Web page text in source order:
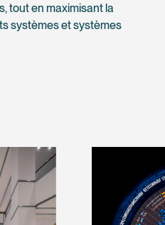
tout en maximisant la
systèmes et systèmes